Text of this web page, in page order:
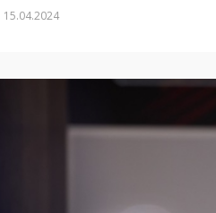
15.04.2024